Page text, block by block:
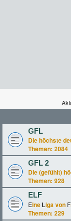
GFL
Die höchste
Themen: 2084
GFL 2
Die (gefühlt)
Themen: 928
ELF
Eine L iga von F
Themen: 229